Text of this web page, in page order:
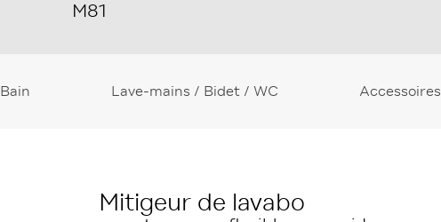
M81
Bain Lave-mains / Bidet / WC Accessoires
Mitigeur de lavabo